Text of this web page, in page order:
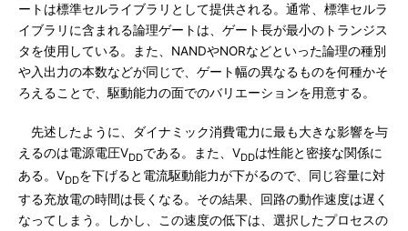
ートは標準セルライブラリとして提供される。通常、標準セルラ
イブラリに含まれる論理ゲートは、ゲート長が最小のトランジス
タを使用している。また、NANDやNORなどといった論理の種別
や入出力の本数などが同じで、ゲート幅の異なるものを何種かそ
ろえることで、駆動能力の面でのバリエーションを用意する。
先述したように、ダイナミック消費電力に最も大きな影響を与
えるのは電源電圧VDDである。また、VDDは性能と密接な関係に
ある。VDDを下げると電流駆動能力が下がるので、同じ容量に対
する充放電の時間は長くなる。その結果、回路の動作速度は遅く
なってしまう。しかし、この速度の低下は、選択したプロセスの